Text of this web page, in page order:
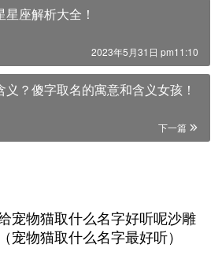
座解析大全！
2023年5月31日 pm11:10
？傻字取名的寓意和含义女孩！
下一篇
宠物猫取什么名字好听呢沙雕
（宠物猫取什么名字最好听）